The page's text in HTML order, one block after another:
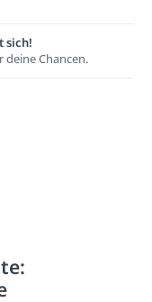
sich!
deine Chancen.